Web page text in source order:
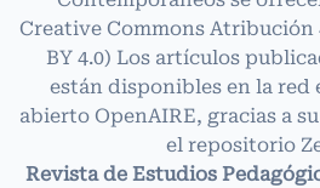
Creative Commons
BY 4.0) Los artículos
están disponibles en la red
abierto OpenAIRE, gracias a
el repositorio
Revista de Estudios